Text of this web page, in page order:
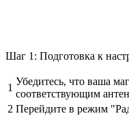
Шаг 1: Подготовка к
1
Убедитесь, что ваша
соответствующим
2 Перейдите в режим